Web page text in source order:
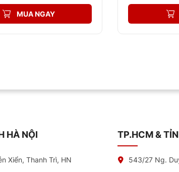
437.000₫.
MUA NGAY
HÀ NỘI
Xiển, Thanh Trì, HN
TP.HCM &
543/27 Ng.